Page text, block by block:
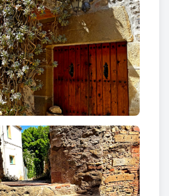
urbana medieval, i
de les cases conserven portals
treballades i detalls
època. Són elements que,
del passat, recorden la
que ha crescut sense trencar
història.
context de creixement
arreu del país, diverses
o reconstruir, adaptant-se a
sense perdre l’essència del